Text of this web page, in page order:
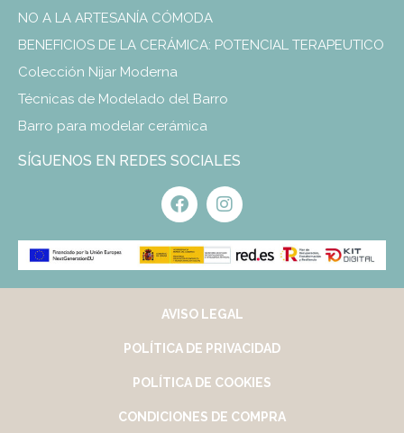
NO A LA ARTESANÍA CÓMODA
BENEFICIOS DE LA CERÁMICA: POTENCIAL TERAPEUTICO
Colección Nijar Moderna
Técnicas de Modelado del Barro
Barro para modelar cerámica
SÍGUENOS EN REDES SOCIALES
AVISO LEGAL
POLÍTICA DE PRIVACIDAD
POLÍTICA DE COOKIES
CONDICIONES DE COMPRA